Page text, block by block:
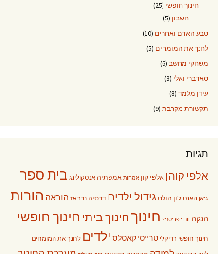
חינוך חופשי (25)
חשבון (5)
טבע האדם ואחרים (10)
לחנך את המומחים (5)
משחקי מחשב (6)
סאדברי ואלי (3)
עידן מלמד (8)
תקשורת מקרבת (9)
תגיות
אלפי קוהן אלפי קון אמהות אמפתיה אנסקולינג בית ספר
ג'אן האנט ג'ון הולט גידול ילדים דרסיה נרבאז הוראה הורות
הנקה וונדי פריסניץ חינוךחינוך ביתי חינוך חופשי
חינוך חופשי רדיקלי טרייסי קאסלס ילדים לחנך את המומחים